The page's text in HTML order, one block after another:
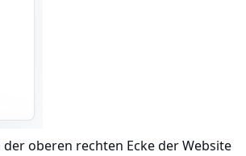
oberen rechten Ecke der Website